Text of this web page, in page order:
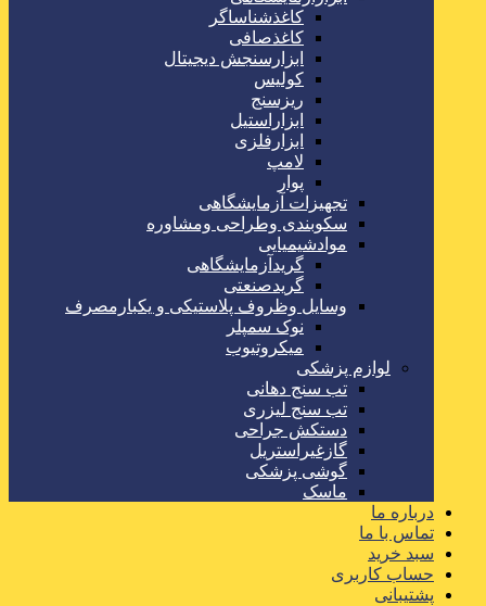
کاغذشناساگر
کاغذصافی
ابزارسنجش دیجیتال
کولیس
ریزسنج
ابزاراستیل
ابزارفلزی
لامپ
پوار
تجهیزات آزمایشگاهی
سکوبندی وطراحی ومشاوره
موادشیمیایی
گریدآزمایشگاهی
گریدصنعتی
وسایل وظروف پلاستیکی و یکبارمصرف
نوک سمپلر
میکروتیوب
لوازم پزشکی
تب سنج دهانی
تب سنج لیزری
دستکش جراحی
گازغیراستریل
گوشی پزشکی
ماسک
درباره ما
تماس با ما
سبد خرید
حساب کاربری
پشتیبانی